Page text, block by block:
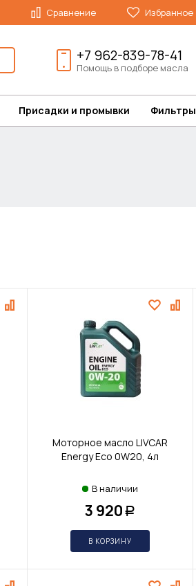
Сравнение Избранное
+7 962-839-78-41
Помощь в подборе масла
Присадки и промывки Фильтры
Моторное масло LIVCAR
Energy Eco 0W20, 4л
В наличии
3 920 Р
В КОРЗИНУ